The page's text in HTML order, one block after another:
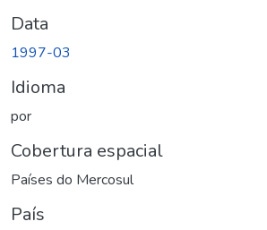
Data
1997-03
Idioma
por
Cobertura espacial
Países do Mercosul
País